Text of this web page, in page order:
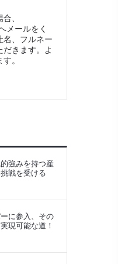
、
メールをく
名、フルネー
だきます。よ
。
強みを持つ産
戦を受ける
に参入、その
現可能な道！